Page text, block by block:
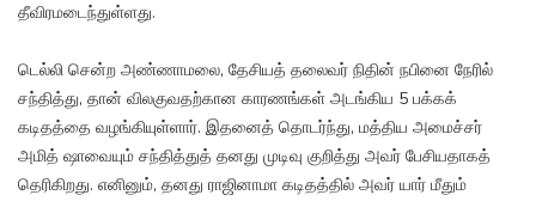
தீவிரமடைந்துள்ளது.
டெல்லி சென்ற அண்ணாமலை, தேசியத் தலைவர் நிதின் நபினை நேரில்
சந்தித்து, தான் விலகுவதற்கான காரணங்கள் அடங்கிய 5 பக்கக்
கடிதத்தை வழங்கியுள்ளார். இதனைத் தொடர்ந்து, மத்திய அமைச்சர்
அமித் ஷாவையும் சந்தித்துத் தனது முடிவு குறித்து அவர் பேசியதாகத்
தெரிகிறது. எனினும், தனது ராஜினாமா கடிதத்தில் அவர் யார் மீதும்